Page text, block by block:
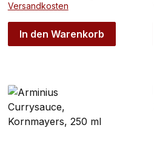
Versandkosten
In den Warenkorb